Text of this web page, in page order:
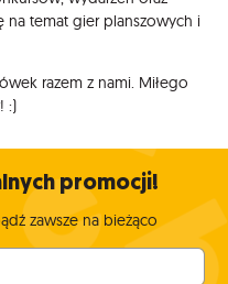
na temat gier planszowych i
razem z nami. Miłego
:)
promocji!
zawsze na bieżąco